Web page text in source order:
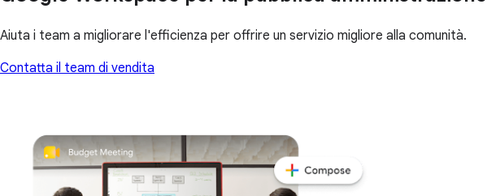
Aiuta i team a migliorare l'efficienza per offrire un servizio migliore alla comunità.
Contatta il team di vendita